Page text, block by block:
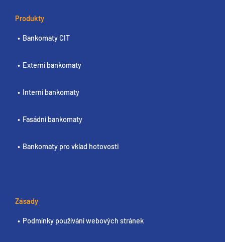
Produkty
Bankomaty CIT
Externí bankomaty
Interní bankomaty
Fasádní bankomaty
Bankomaty pro vklad hotovosti
Zásady
Podmínky používání webových stránek